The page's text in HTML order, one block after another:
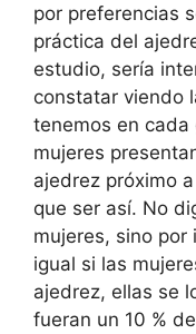
por preferencias
práctica del
estudio, sería
constatar viendo
tenemos en cada
mujeres
ajedrez próximo
que ser así. No
mujeres, sino
igual si las
ajedrez, ellas se
fueran un 10 %